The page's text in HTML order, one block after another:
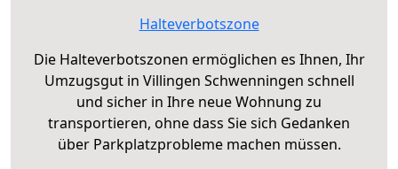
Halteverbotszone
Die Halteverbotszonen ermöglichen es Ihnen, Ihr
Umzugsgut in Villingen Schwenningen schnell
und sicher in Ihre neue Wohnung zu
transportieren, ohne dass Sie sich Gedanken
über Parkplatzprobleme machen müssen.